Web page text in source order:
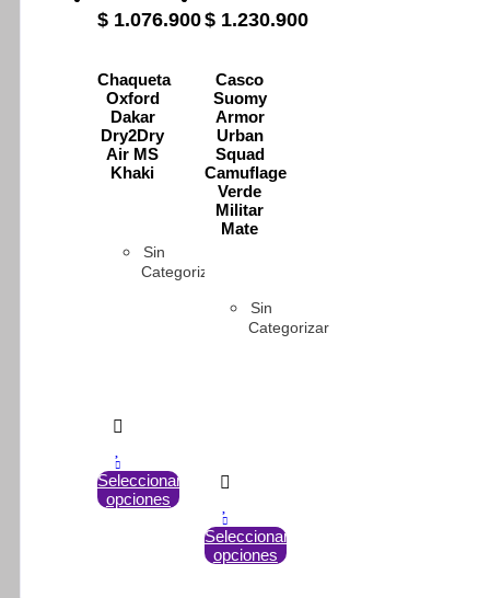
opciones
se
producto
$ 1.076.900
Chaqueta
Oxford
Dakar
Dry2Dry
Air MS
Khaki
Sin
Categorizar
Seleccionar
opciones
Este
producto
múltiples
variantes.
$1.230.900
Casco
Suomy
Armor
Urban
Squad
Camuflage
Verde
Militar
Mate
Sin
Categorizar
Seleccionar
opciones
Este
producto